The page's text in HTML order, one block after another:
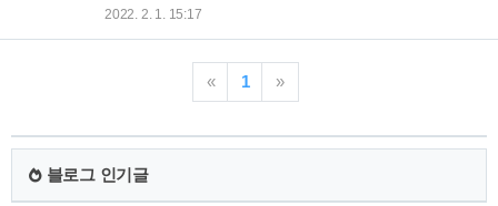
니다. 현재 시범 발급기간으로 7월엔 전국으로 확대 예정입니
면허증 발급 개시 B. IC 운전면허증 발급 방법 C. 운전면허 시험
장 방문 현장 발급 방법 A. 모바일 운전면허증 발급 개시 1. 모바
운전면허증으로 운전자 중 신청자에게 추가로 발급돼 현행 플
라스틱 운전면허와 동일한 법적 효력을 갖는다. 2. 모바일 운전
면허증은 공공·금융기관, 렌터카, 차량 공유업체, 공항, 병원, 편
2022. 2. 1. 15:17
« 1 »
블로그 인기글